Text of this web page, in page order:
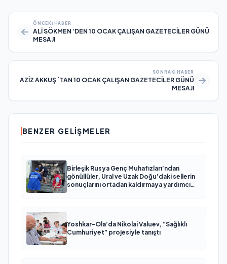
ÖNCEKI HABER
ALİ SÖKMEN ‘DEN 10 OCAK ÇALIŞAN GAZETECİLER GÜNÜ
MESAJI
SONRAKI HABER
AZİZ AKKUŞ `TAN 10 OCAK ÇALIŞAN GAZETECİLER GÜNÜ
MESAJI
BENZER GELIŞMELER
Birleşik Rusya Genç Muhafızları’ndan
gönüllüler, Ural ve Uzak Doğu’daki sellerin
sonuçlarını ortadan kaldırmaya yardımcı
Yoshkar-Ola’da Nikolai Valuev, “Sağlıklı
Cumhuriyet” projesiyle tanıştı